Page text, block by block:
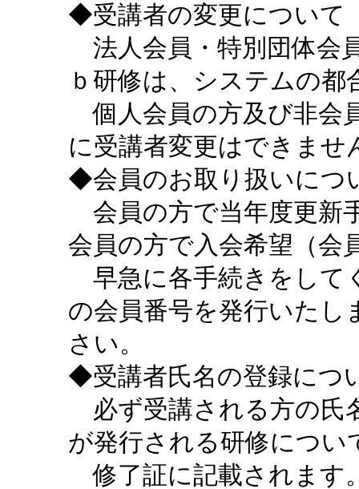
◆受講者の変更について
法人会員・特別団体会
ｂ研修は、システムの
個人会員の方及び非会
に受講者変更はできませ
◆会員のお取り扱いにつ
会員の方で当年度更新
会員の方で入会希望（会
早急に各手続きをして
の会員番号を発行いたし
さい。
◆受講者氏名の登録につ
必ず受講される方の氏
が発行される研修につい
修了証に記載されます